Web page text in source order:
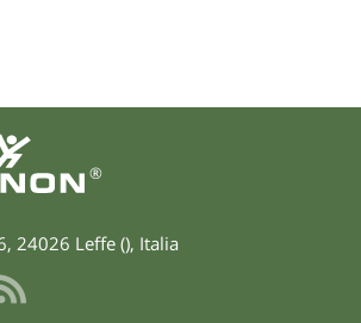
®
, 24026 Leffe (), Italia